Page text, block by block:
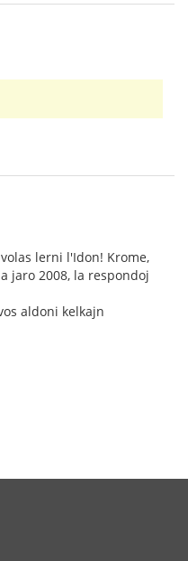
lerni l'Idon! Krome,
jaro 2008, la respondoj
aldoni kelkajn